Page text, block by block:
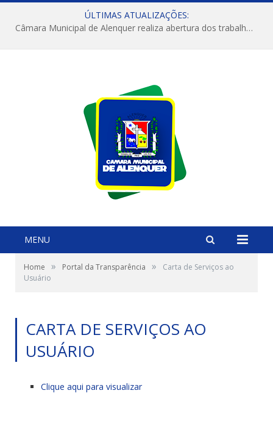
ÚLTIMAS ATUALIZAÇÕES:
Câmara Municipal de Alenquer realiza abertura dos trabalhos do 4º Período Legislativo
MENU
Home » Portal da Transparência »
Carta de Serviços ao
Usuário
CARTA DE SERVIÇOS AO
USUÁRIO
Clique aqui para visualizar